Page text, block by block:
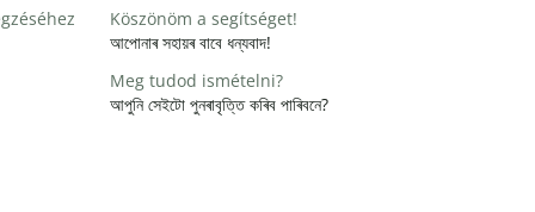
Köszönöm a segítséget!
আপোনাৰ সহায়ৰ বাবে ধন্যবাদ!
Meg tudod ismételni?
আপুনি সেইটো পুনৰাবৃত্তি কৰিব পাৰিবনে?